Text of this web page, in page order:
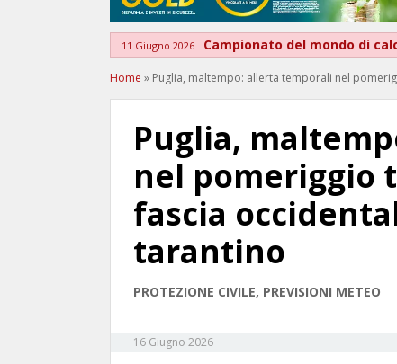
11 Giugno 2026 Campionato del mondo di
Home » Puglia, maltempo: allerta temporali nel
Puglia,
nel pomeriggio
fascia
tarantino
PROTEZIONE CIVILE, PREVISIONI METEO
16 Giugno 2026